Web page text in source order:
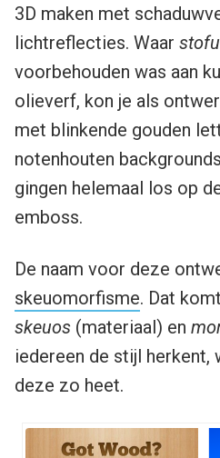
3D maken met
lichtreflecties. Waar
voorbehouden was aan
olieverf, kon je als
met blinkende gouden
notenhouten
gingen helemaal los op
emboss.
De naam voor deze
skeuomorfisme. Dat
skeuos (materiaal) en
iedereen de stijl herkent,
deze zo heet.